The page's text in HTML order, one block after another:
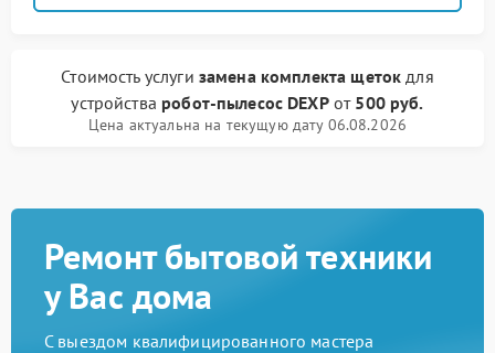
Стоимость услуги замена комплекта щеток для
устройства робот-пылесос DEXPот 500 руб.
Цена актуальна на текущую дату 06.08.2026
Ремонт бытовой техники
у Вас дома
С выездом квалифицированного мастера